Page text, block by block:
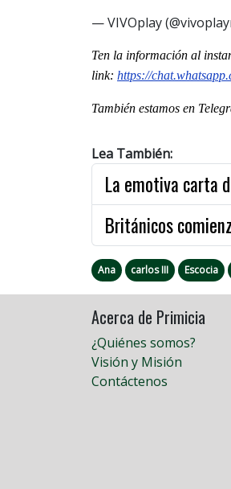
— VIVOplay
Ten la información al
link: https://
También estamos en
Lea También:
La emotiva carta
Británicos
Ana carlos III Escocia
Acerca de Primicia
¿Quiénes somos?
Visión y Misión
Contáctenos